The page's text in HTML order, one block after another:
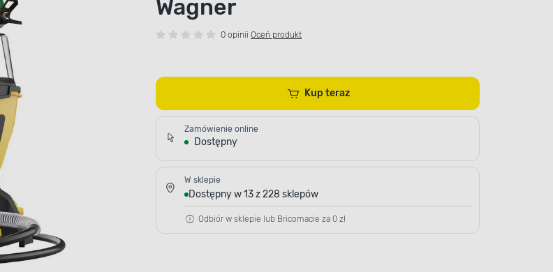
Wagner
0 opinii Oceń produkt
Kup teraz
Zamówienie online
Dostępny
W sklepie
Dostępny w 13 z 228 sklepów
Odbiór w sklepie lub Bricomacie za 0 zł